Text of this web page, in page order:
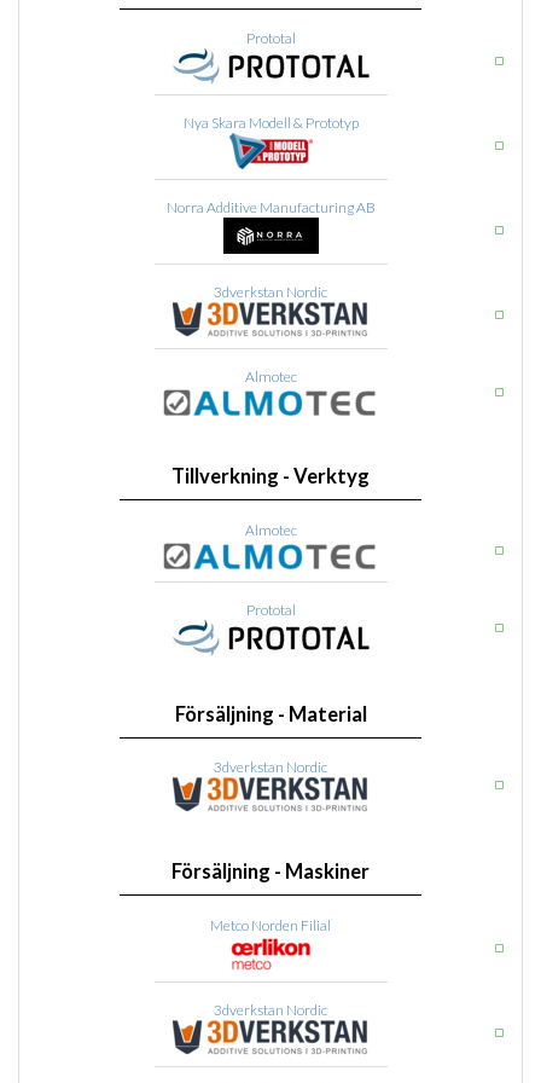
Prototal
Nya Skara Modell & Prototyp
Norra Additive Manufacturing AB
3dverkstan Nordic
Almotec
Tillverkning - Verktyg
Almotec
Prototal
Försäljning - Material
3dverkstan Nordic
Försäljning - Maskiner
Metco Norden Filial
3dverkstan Nordic